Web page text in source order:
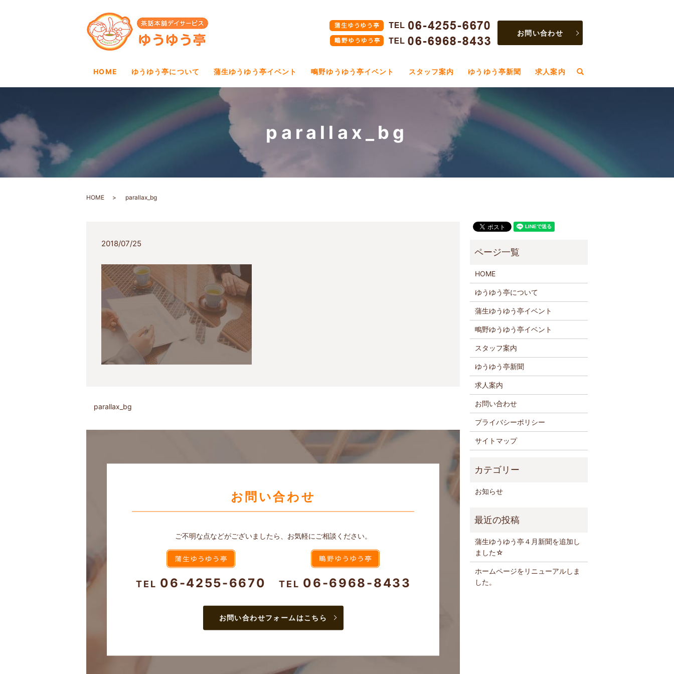
HOME ゆうゆう亭について 蒲生ゆうゆう亭イベント 鴫野ゆうゆう亭イベント スタッフ案内 ゆうゆう亭新聞 求人案内 search
お問い合わせ
parallax_bg
HOME parallax_bg
2018/07/25
parallax_bg
お問い合わせ
ご不明な点などがございましたら、お気軽にご相談ください。
TEL 06-4255-6670 TEL 06-6968-8433
お問い合わせフォームはこちら
HOME
ゆうゆう亭について
蒲生ゆうゆう亭イベント
鴫野ゆうゆう亭イベント
スタッフ案内
ゆうゆう亭新聞
求人案内
お問い合わせ
プライバシーポリシー
サイトマップ
お知らせ
蒲生ゆうゆう亭４月新聞を追加し
ました☆
ホームページをリニューアルしま
した。